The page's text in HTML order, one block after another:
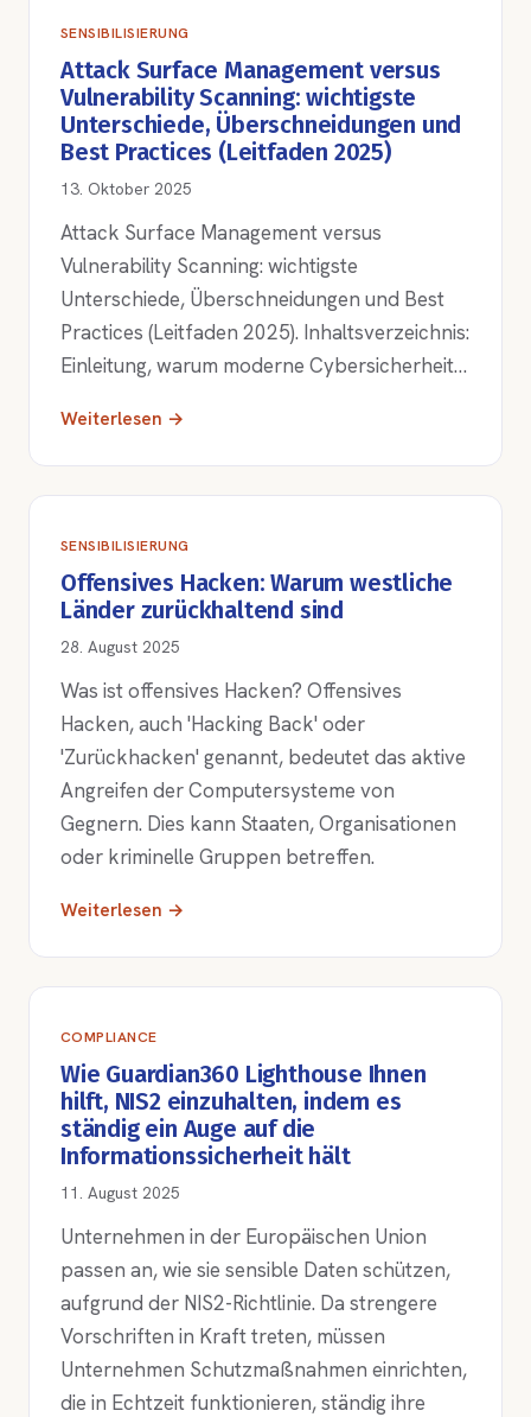
SENSIBILISIERUNG
Attack Surface Management versus
Vulnerability Scanning: wichtigste
Unterschiede, Überschneidungen und
Best Practices (Leitfaden 2025)
13. Oktober 2025
Attack Surface Management versus
Vulnerability Scanning: wichtigste
Unterschiede, Überschneidungen und Best
Practices (Leitfaden 2025). Inhaltsverzeichnis:
Einleitung, warum moderne Cybersicherheit…
Weiterlesen →
SENSIBILISIERUNG
Offensives Hacken: Warum westliche
Länder zurückhaltend sind
28. August 2025
Was ist offensives Hacken? Offensives
Hacken, auch 'Hacking Back' oder
'Zurückhacken' genannt, bedeutet das aktive
Angreifen der Computersysteme von
Gegnern. Dies kann Staaten, Organisationen
oder kriminelle Gruppen betreffen.
Weiterlesen →
COMPLIANCE
Wie Guardian360 Lighthouse Ihnen
hilft, NIS2 einzuhalten, indem es
ständig ein Auge auf die
Informationssicherheit hält
11. August 2025
Unternehmen in der Europäischen Union
passen an, wie sie sensible Daten schützen,
aufgrund der NIS2-Richtlinie. Da strengere
Vorschriften in Kraft treten, müssen
Unternehmen Schutzmaßnahmen einrichten,
die in Echtzeit funktionieren, ständig ihre